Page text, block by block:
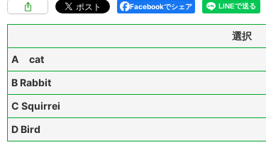
Facebookでシェア
選択
A cat
B Rabbit
C Squirrei
D Bird